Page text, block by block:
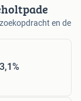
en de